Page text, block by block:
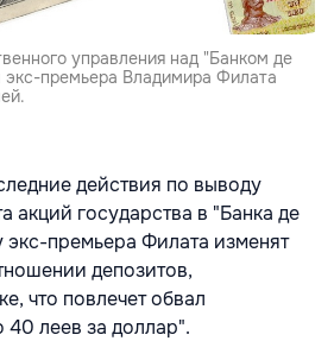
управления над "Банком де
экс-премьера Владимира Филата
действия по выводу
акций государства в "Банка де
экс-премьера Филата изменят
депозитов,
что повлечет обвал
40 леев за доллар".